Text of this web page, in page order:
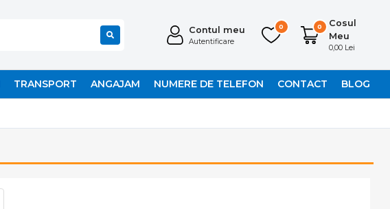
Contul meu
Autentificare
0 0
Cosul
Meu
0,00 Lei
TRANSPORT ANGAJAM NUMERE DE TELEFON CONTACT BLOG